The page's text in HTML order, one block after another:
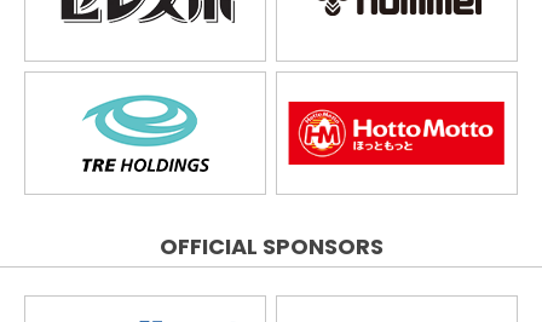
OFFICIAL SPONSORS